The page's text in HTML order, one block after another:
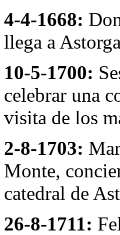
4-4-1668:
llega a
10-5-1700:
celebrar una
visita de los
2-8-1703:
Monte,
catedral de
26-8-1711: